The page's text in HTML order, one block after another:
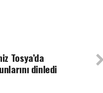
Tosya’da
dinledi